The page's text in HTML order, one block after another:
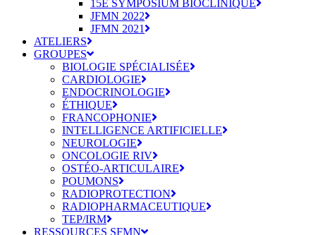
15E SYMPOSIUM BIOCLINIQUE
JFMN 2022
JFMN 2021
ATELIERS
GROUPES
BIOLOGIE SPÉCIALISÉE
CARDIOLOGIE
ENDOCRINOLOGIE
ÉTHIQUE
FRANCOPHONIE
INTELLIGENCE ARTIFICIELLE
NEUROLOGIE
ONCOLOGIE RIV
OSTÉO-ARTICULAIRE
POUMONS
RADIOPROTECTION
RADIOPHARMACEUTIQUE
TEP/IRM
RESSOURCES SFMN